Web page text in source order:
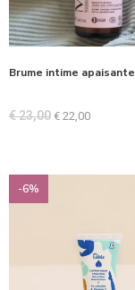
Brume intime apaisante
€23,00 € 22,00
-6%